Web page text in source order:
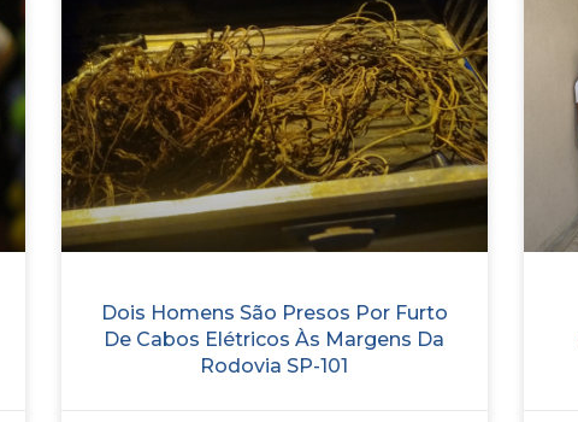
Dois Homens São Presos Por Furto
De Cabos Elétricos Às Margens Da
Rodovia SP-101